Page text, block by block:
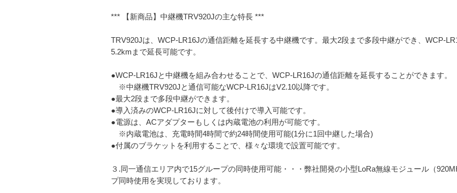
*** 【新商品】中継機TRV920Jの主な特長 ***
TRV920Jは、WCP-LR16Jの通信距離を延長する中継機です。最大2段まで多段中継ができ、WCP-
5.2kmまで延長可能です。
●WCP-LR16Jと中継機を組み合わせることで、WCP-LR16Jの通信距離を延長することができます。
※中継機TRV920Jと通信可能なWCP-LR16JはV2.10以降です。
●最大2段まで多段中継ができます。
●導入済みのWCP-LR16Jに対して後付けで導入可能です。
●電源は、ACアダプターもしくは内蔵電池の利用が可能です。
※内蔵電池は、充電時間4時間で約24時間使用可能(1分に1回中継した場合)
●付属のブラケットを利用することで、様々な環境で設置可能です。
３.同一通信エリア内で15グループの同時使用可能・・・弊社開発の小型LoRa無線モジュール（
プ同時使用を実現しております。